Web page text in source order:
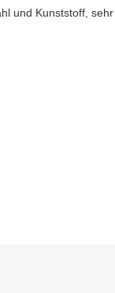
und Kunststoff,